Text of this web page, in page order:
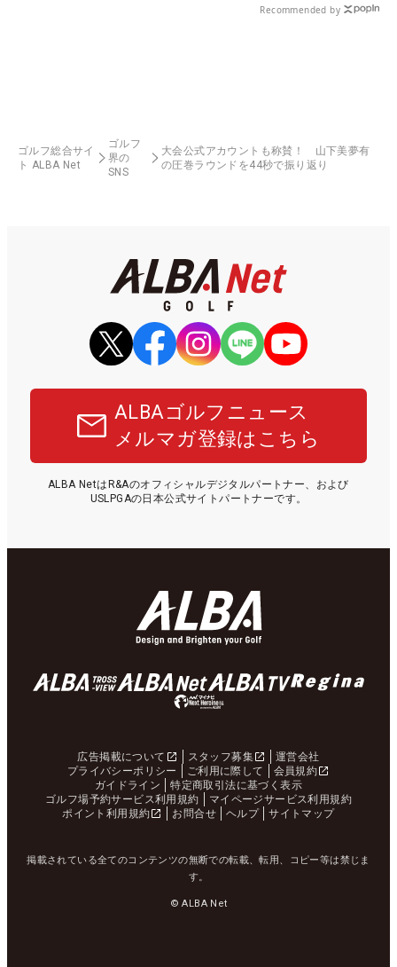
Recommended by
ゴルフ総合サイ
ト ALBA Net
ゴルフ
界の
SNS
大会公式アカウントも称賛！ 山下美夢有
の圧巻ラウンドを44秒で振り返り
ALBAゴルフニュース
メルマガ登録はこちら
ALBA NetはR&Aのオフィシャルデジタルパートナー、および
USLPGAの日本公式サイトパートナーです。
広告掲載について スタッフ募集
運営会社
プライバシーポリシー
ご利用に際して
会員規約
ガイドライン
特定商取引法に基づく表示
ゴルフ場予約サービス利用規約
マイページサービス利用規約
ポイント利用規約
お問合せ ヘルプ サイトマップ
掲載されている全てのコンテンツの無断での転載、転用、コピー等は禁じま
す。
© ALBA Net